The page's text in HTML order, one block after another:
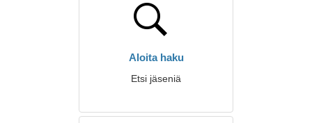
Aloita haku
Etsi jäseniä